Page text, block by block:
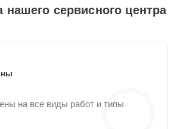
сервисного центра
на все виды работ и типы